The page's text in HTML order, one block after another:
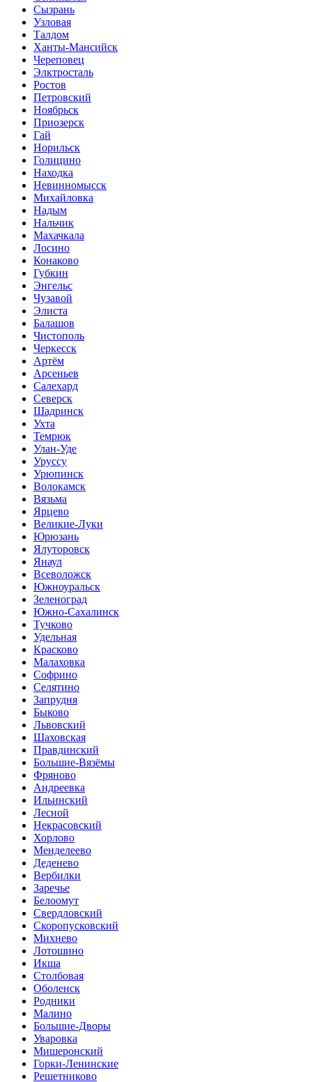
Сызрань
Узловая
Талдом
Ханты-Мансийск
Череповец
Элктросталь
Ростов
Петровский
Ноябрьск
Приозерск
Гай
Норильск
Голицино
Находка
Невинномысск
Михайловка
Надым
Нальчик
Махачкала
Лосино
Конаково
Губкин
Энгельс
Чузавой
Элиста
Балашов
Чистополь
Черкесск
Артём
Арсеньев
Салехард
Северск
Шадринск
Ухта
Темрюк
Улан-Уде
Уруссу
Урюпинск
Волокамск
Вязьма
Ярцево
Великие-Луки
Юрюзань
Ялуторовск
Янаул
Всеволожск
Южноуральск
Зеленоград
Южно-Сахалинск
Тучково
Удельная
Красково
Малаховка
Софрино
Селятино
Запрудня
Быково
Львовский
Шаховская
Правдинский
Большие-Вязёмы
Фряново
Андреевка
Ильинский
Лесной
Некрасовский
Хорлово
Менделеево
Деденево
Вербилки
Заречье
Белоомут
Свердловский
Скоропусковский
Михнево
Лотошино
Икша
Столбовая
Оболенск
Родники
Малино
Большие-Дворы
Уваровка
Мишеронский
Горки-Ленинские
Решетниково